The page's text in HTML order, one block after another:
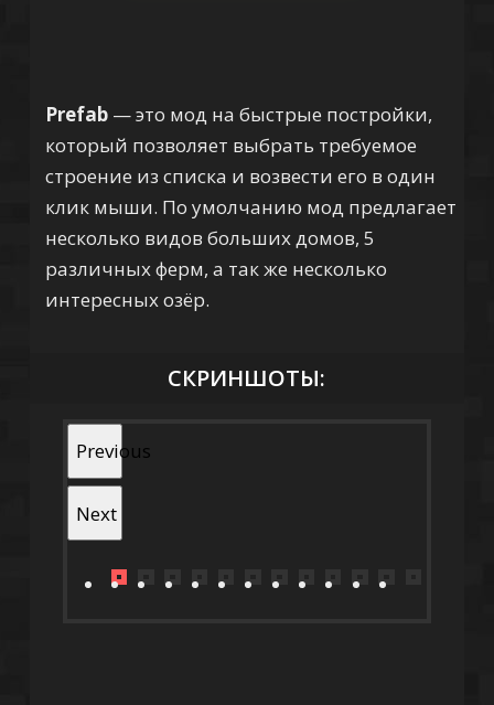
Prefab— это мод на быстрые постройки,
который позволяет выбрать требуемое
строение из списка и возвести его в один
клик мыши. По умолчанию мод предлагает
несколько видов больших домов, 5
различных ферм, а так же несколько
интересных озёр.
СКРИНШОТЫ:
Previous
Next